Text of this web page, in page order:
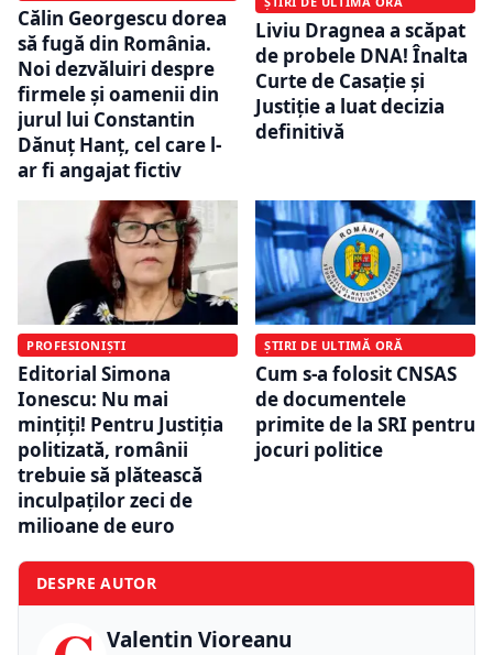
Călin Georgescu dorea
să fugă din România.
Noi dezvăluiri despre
firmele și oamenii din
jurul lui Constantin
Dănuț Hanț, cel care l-
ar fi angajat fictiv
Liviu Dragnea a scăpat
de probele DNA! Înalta
Curte de Casație și
Justiție a luat decizia
definitivă
PROFESIONIȘTI
Editorial Simona
Ionescu: Nu mai
mințiți! Pentru Justiția
politizată, românii
trebuie să plătească
inculpaților zeci de
milioane de euro
ȘTIRI DE ULTIMĂ ORĂ
Cum s-a folosit CNSAS
de documentele
primite de la SRI pentru
jocuri politice
DESPRE AUTOR
Valentin Vioreanu